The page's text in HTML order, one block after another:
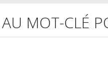
MOT-CLÉ